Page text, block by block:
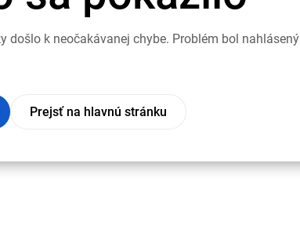
došlo k neočakávanej chybe. Problém bol nahlásený
Prejsť na hlavnú stránku